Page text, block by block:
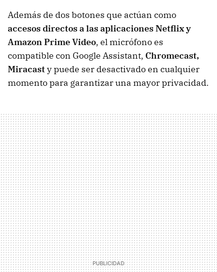
Además de dos botones que actúan como
accesos directos a las aplicaciones Netflix y
Amazon Prime Video, el micrófono es
compatible con Google Assistant, Chromecast,
Miracasty puede ser desactivado en cualquier
momento para garantizar una mayor privacidad.